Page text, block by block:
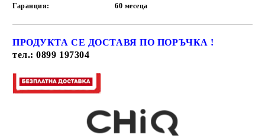
Гаранция:
60 месеца
ПРОДУКТА СЕ ДОСТАВЯ ПО ПОРЪЧКА !
тел.: 0899 197304